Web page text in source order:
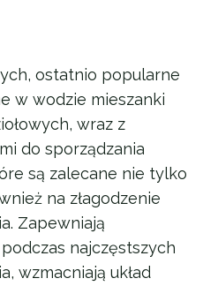
ostatnio popularne
w wodzie mieszanki
wraz z
do sporządzania
są zalecane nie tylko
na złagodzenie
Zapewniają
najczęstszych
wzmacniają układ